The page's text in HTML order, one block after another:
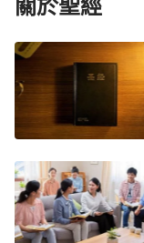
關於聖經